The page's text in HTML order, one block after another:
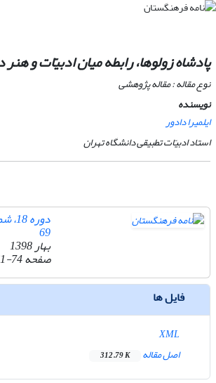
پادشاه زولوها، رابطه میان ادبیّات و
نوع مقاله : مقاله پژوهشی
نویسنده
ایلمیرا دادور
استاد ادبیّات تطبیقی دانشگاه تهران
69
بهار 1398
صفحه74
فایل ها
اصل مقاله
312.79 K